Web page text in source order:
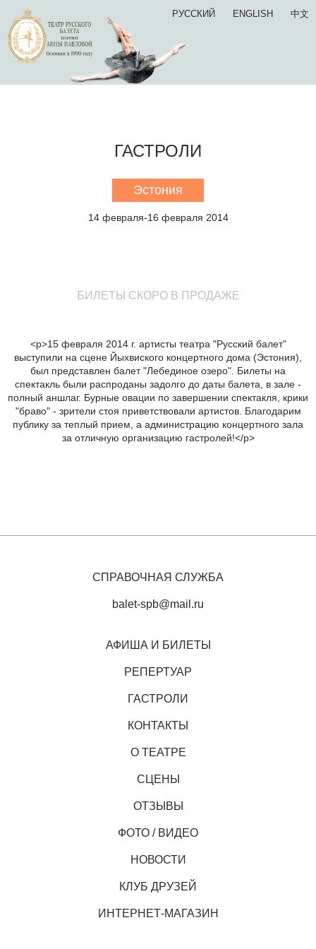
РУССКИЙ ENGLISH 中文
ГАСТРОЛИ
Эстония
14 февраля-16 февраля 2014
БИЛЕТЫ СКОРО В ПРОДАЖЕ
<p>15 февраля 2014 г. артисты театра "Русский балет"
выступили на сцене Йыхвиского концертного дома (Эстония),
был представлен балет "Лебединое озеро". Билеты на
спектакль были распроданы задолго до даты балета, в зале -
полный аншлаг. Бурные овации по завершении спектакля, крики
"браво" - зрители стоя приветствовали артистов. Благодарим
публику за теплый прием, а администрацию концертного зала
за отличную организацию гастролей!</p>
АФИША И БИЛЕТЫ
РЕПЕРТУАР
ГАСТРОЛИ
КОНТАКТЫ
О ТЕАТРЕ
СЦЕНЫ
ОТЗЫВЫ
ФОТО / ВИДЕО
НОВОСТИ
КЛУБ ДРУЗЕЙ
ИНТЕРНЕТ-МАГАЗИН
СПРАВОЧНАЯ СЛУЖБА
balet-spb@mail.ru